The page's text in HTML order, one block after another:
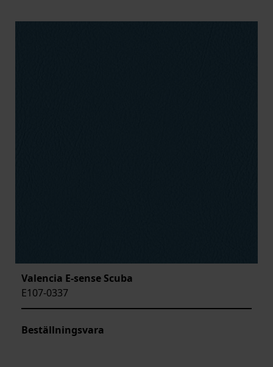
Valencia E-sense Scuba
E107-0337
Beställningsvara